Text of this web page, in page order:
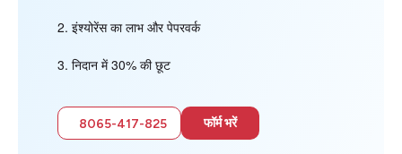
इंश्योरेंस का लाभ और पेपरवर्क
निदान में 30% की छूट
8065-417-825 फॉर्म भरें